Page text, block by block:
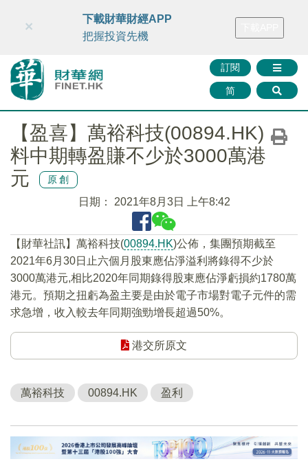
財華智庫網 FINTV FINMETA 財華證券 媒體矩陣
訂閱
简
×
下載財華財經APP
把握投資先機
【盈喜】萬裕科技(00894.HK)
料中期轉盈賺不少於3000萬港
元
原創
日期： 2021年8月3日 上午8:42
【財華社訊】萬裕科技(00894.HK)公佈，集團預期截至
2021年6月30日止六個月股東應佔淨溢利將錄得不少於
3000萬港元,相比2020年同期錄得股東應佔淨虧損約1780萬
港元。預期之扭虧為盈主要是由於電子市場對電子元件的需
求急增，收入較去年同期強勁增長超過50%。
港交所原文
萬裕科技 00894.HK 盈利